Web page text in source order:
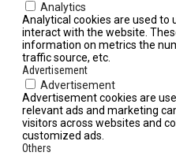
Analytics
Analytical cookies are used to
interact with the website.
information on metrics the
traffic source, etc.
Advertisement
Advertisement
Advertisement cookies are
relevant ads and marketing
visitors across websites and
customized ads.
Others